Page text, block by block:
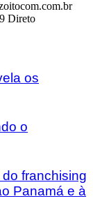
Direto
os
o
franchising
Panamá e à